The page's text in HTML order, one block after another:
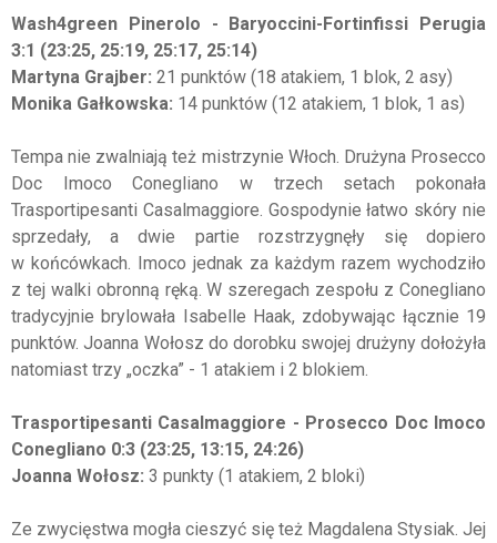
Wash4green Pinerolo - Baryoccini-Fortinfissi Perugia
3:1 (23:25, 25:19, 25:17, 25:14)
Martyna Grajber: 21 punktów (18 atakiem, 1 blok, 2 asy)
Monika Gałkowska: 14 punktów (12 atakiem, 1 blok, 1 as)
Tempa nie zwalniają też mistrzynie Włoch. Drużyna Prosecco
Doc Imoco Conegliano w trzech setach pokonała
Trasportipesanti Casalmaggiore. Gospodynie łatwo skóry nie
sprzedały, a dwie partie rozstrzygnęły się dopiero
w końcówkach. Imoco jednak za każdym razem wychodziło
z tej walki obronną ręką. W szeregach zespołu z Conegliano
tradycyjnie brylowała Isabelle Haak, zdobywając łącznie 19
punktów. Joanna Wołosz do dorobku swojej drużyny dołożyła
natomiast trzy „oczka” - 1 atakiem i 2 blokiem.
Trasportipesanti Casalmaggiore - Prosecco Doc Imoco
Conegliano 0:3 (23:25, 13:15, 24:26)
Joanna Wołosz: 3 punkty (1 atakiem, 2 bloki)
Ze zwycięstwa mogła cieszyć się też Magdalena Stysiak. Jej